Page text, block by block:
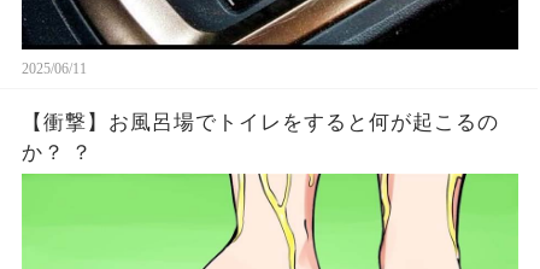
2025/06/11
【衝撃】お風呂場でトイレをすると何が起こるの
か？ ？